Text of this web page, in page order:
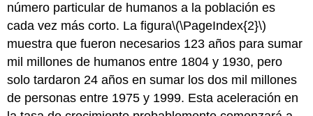
número particular de humanos a la población es
cada vez más corto. La figura\(\PageIndex{2}\)
muestra que fueron necesarios 123 años para sumar
mil millones de humanos entre 1804 y 1930, pero
solo tardaron 24 años en sumar los dos mil millones
de personas entre 1975 y 1999. Esta aceleración en